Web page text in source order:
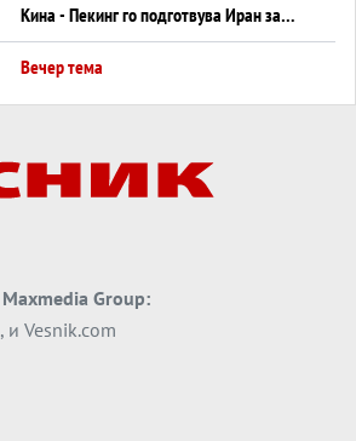
Кина - Пекинг го подготвува Иран за
американска копнена инвазија
Вечер тема
Вечер тема
Трамп тврди дека повторно „разговара“
Вечер тема
ДЛАБОКО УДОЛУ: Сметководствените
трикови што го соборија ЕНРОН ги
Maxmedia Group:
, и Vesnik.com